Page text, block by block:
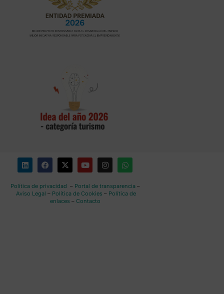
Política de privacidad – Portal de transparencia–
Aviso Legal – Política de Cookies – Política de
enlaces – Contacto